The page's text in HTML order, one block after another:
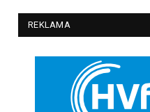
REKLAMA